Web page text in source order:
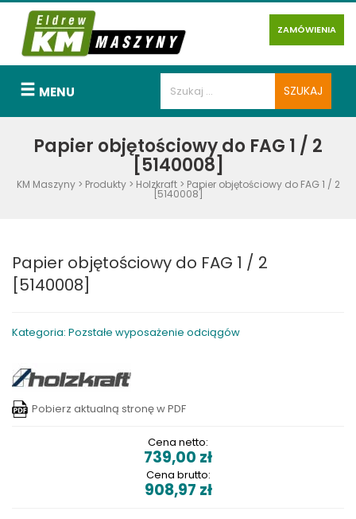
ZAMÓWIENIA
MENU
Papier objętościowy do FAG 1 / 2
[5140008]
KM Maszyny> Produkty> Holzkraft> Papier objętościowy do FAG 1 / 2
[5140008]
Papier objętościowy do FAG 1 / 2
[5140008]
Kategoria: Pozstałe wyposażenie odciągów
Pobierz aktualną stronę w PDF
Cena netto:
739,00 zł
Cena brutto:
908,97 zł